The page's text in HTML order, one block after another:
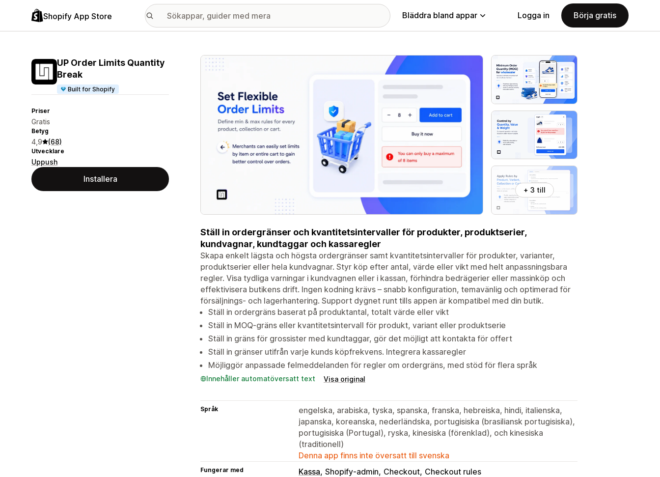
Shopify App Store Bläddra bland appar Logga in Börja gratis
UP Order Limits Quantity
Break
Built for Shopify
Priser
Gratis
Betyg
4,9 (68)
Utvecklare
Uppush
Installera
Galleri med utvalda bilder
+ 3 till
Ställ in ordergränser och kvantitetsintervaller för produkter, produktserier,
kundvagnar, kundtaggar och kassaregler
Skapa enkelt lägsta och högsta ordergränser samt kvantitetsintervaller för produkter, varianter,
produktserier eller hela kundvagnar. Styr köp efter antal, värde eller vikt med helt anpassningsbara
regler. Visa tydliga varningar i kundvagnen eller i kassan, förhindra bedrägerier eller massinköp och
effektivisera butikens drift. Ingen kodning krävs – snabb konfiguration, temavänlig och optimerad för
försäljnings- och lagerhantering. Support dygnet runt tills appen är kompatibel med din butik.
Ställ in ordergräns baserat på produktantal, totalt värde eller vikt
Ställ in MOQ-gräns eller kvantitetsintervall för produkt, variant eller produktserie
Ställ in gräns för grossister med kundtaggar, gör det möjligt att kontakta för offert
Ställ in gränser utifrån varje kunds köpfrekvens. Integrera kassaregler
Möjliggör anpassade felmeddelanden för regler om ordergräns, med stöd för flera språk
Innehåller automatöversatt text Visa original
Språk
engelska, arabiska, tyska, spanska, franska, hebreiska, hindi, italienska,
japanska, koreanska, nederländska, portugisiska (brasiliansk portugisiska),
portugisiska (Portugal), ryska, kinesiska (förenklad), och kinesiska
(traditionell)
Denna app finns inte översatt till svenska
Fungerar med Kassa Shopify-admin Checkout Checkout rules